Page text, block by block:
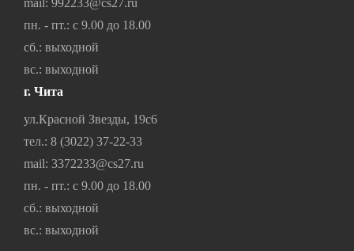
mail: 992233@cs27.ru
пн. - пт.: с 9.00 до 18.00
сб.: выходной
вс.: выходной
г. Чита
ул.Красной Звезды, 19с6
тел.: 8 (3022) 37-22-33
mail: 3372233@cs27.ru
пн. - пт.: с 9.00 до 18.00
сб.: выходной
вс.: выходной